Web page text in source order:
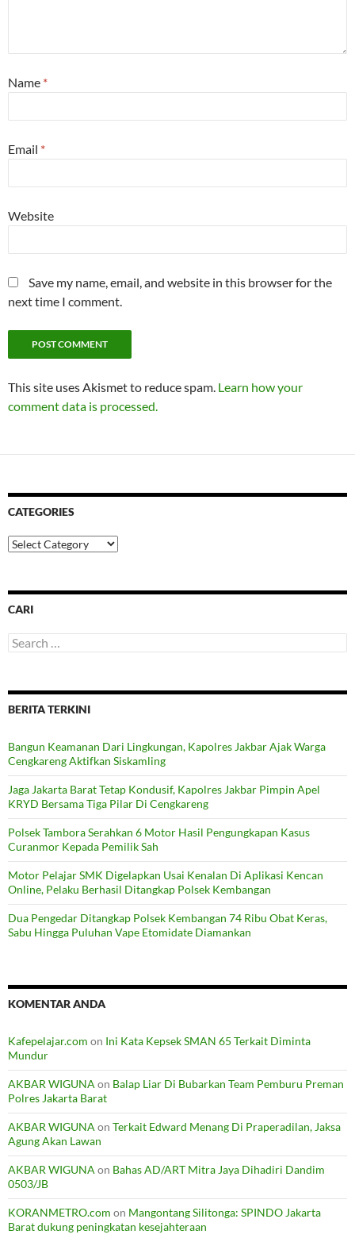
Name *
Email *
Website
Save my name, email, and website in this browser for the
next time I comment.
This site uses Akismet to reduce spam. Learn how your
comment data is processed.
CATEGORIES
Categories
CARI
Search
for:
BERITA TERKINI
Bangun Keamanan Dari Lingkungan, Kapolres Jakbar Ajak Warga
Cengkareng Aktifkan Siskamling
Jaga Jakarta Barat Tetap Kondusif, Kapolres Jakbar Pimpin Apel
KRYD Bersama Tiga Pilar Di Cengkareng
Polsek Tambora Serahkan 6 Motor Hasil Pengungkapan Kasus
Curanmor Kepada Pemilik Sah
Motor Pelajar SMK Digelapkan Usai Kenalan Di Aplikasi Kencan
Online, Pelaku Berhasil Ditangkap Polsek Kembangan
Dua Pengedar Ditangkap Polsek Kembangan 74 Ribu Obat Keras,
Sabu Hingga Puluhan Vape Etomidate Diamankan
KOMENTAR ANDA
Kafepelajar.com on Ini Kata Kepsek SMAN 65 Terkait Diminta
Mundur
AKBAR WIGUNA on Balap Liar Di Bubarkan Team Pemburu Preman
Polres Jakarta Barat
AKBAR WIGUNA on Terkait Edward Menang Di Praperadilan, Jaksa
Agung Akan Lawan
AKBAR WIGUNA on Bahas AD/ART Mitra Jaya Dihadiri Dandim
0503/JB
KORANMETRO.com on Mangontang Silitonga: SPINDO Jakarta
Barat dukung peningkatan kesejahteraan